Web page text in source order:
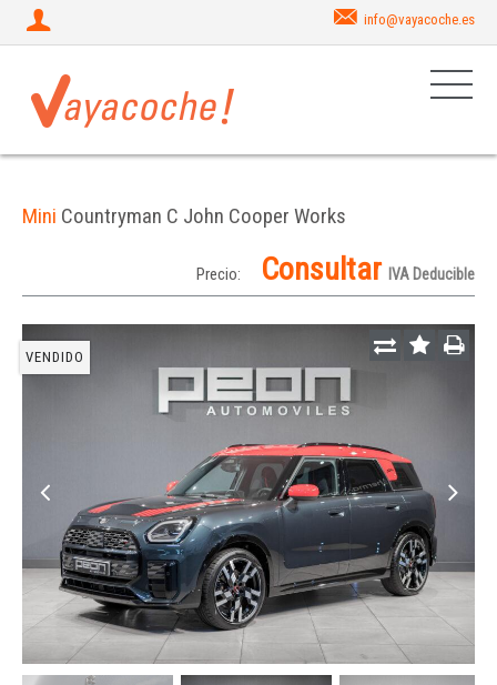
info@vayacoche.es
Mini Countryman C John Cooper Works
Precio: Consultar IVA Deducible
VENDIDO